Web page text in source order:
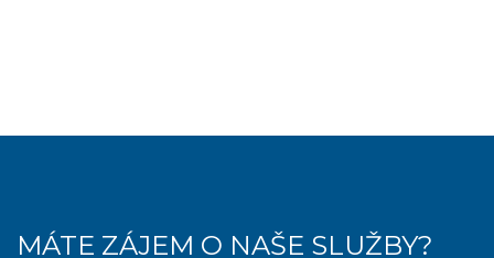
MÁTE ZÁJEM O NAŠE SLUŽBY?